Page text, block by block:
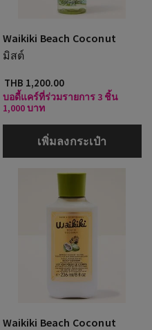
Waikiki Beach Coconut
มิสต์
THB 1,200.00
บอดี้แคร์ที่ร่วมรายการ 3 ชิ้น
1,000 บาท
เพิ่มลงกระเป๋า
Waikiki Beach Coconut